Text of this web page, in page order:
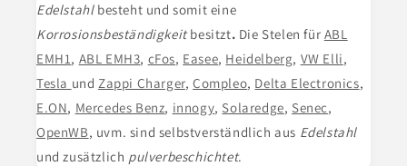
Edelstahlbesteht und somit eine
Korrosionsbeständigkeitbesitzt. Die Stelen für ABL
EMH1, ABL EMH3, cFos, Easee, Heidelberg, VW Elli,
Tesla undZappi Charger,Compleo, Delta Electronics,
E.ON, Mercedes Benz, innogy, Solaredge, Senec,
OpenWB, uvm. sind selbstverständlich aus Edelstahl
und zusätzlich pulverbeschichtet.